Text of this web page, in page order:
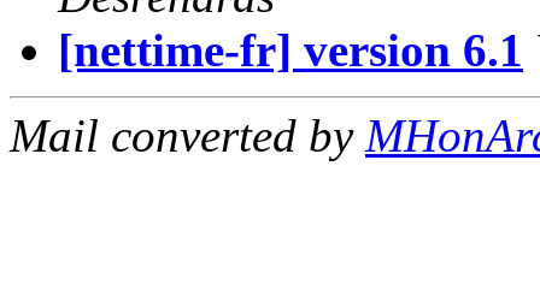
[nettime-fr] version 6.1
Mail converted by